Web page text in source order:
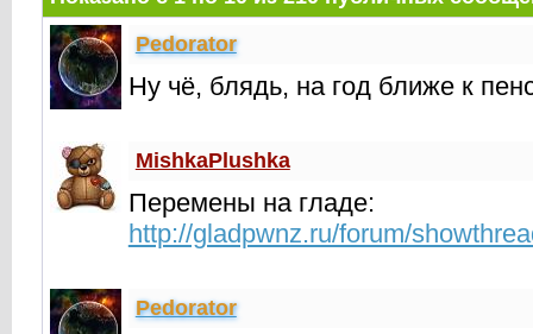
Реdorator
Ну чё, блядь, на год ближе к
MishkaPlushka
Перемены на гладе:
http://gladpwnz.ru/forum/
Реdorator